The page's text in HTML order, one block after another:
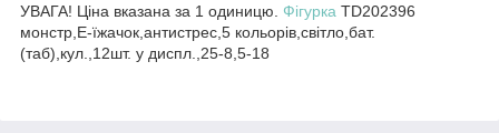
УВАГА! Ціна вказана за 1 одиницю. Фігурка TD202396
монстр,Е-їжачок,антистрес,5 кольорів,світло,бат.
(таб),кул.,12шт. у диспл.,25-8,5-18